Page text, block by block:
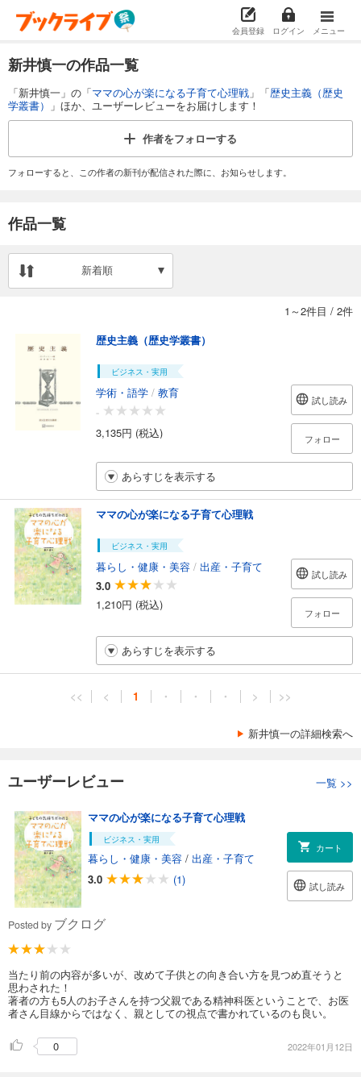
会員登録 ログイン メニュー
新井慎一の作品一覧
「新井慎一」の「ママの心が楽になる子育て心理戦 」「歴史主義（歴史
学叢書）
」ほか、ユーザーレビューをお届けします！
作者をフォローする
フォローすると、この作者の新刊が配信された際に、お知らせします。
作品一覧
新着順
1～2件目 / 2件
歴史主義（歴史学叢書）
ビジネス・実用
学術・語学 / 教育
-
3,135円 (税込)
試し読み
フォロー
あらすじを表示する
ママの心が楽になる子育て心理戦
ビジネス・実用
暮らし・健康・美容 / 出産・子育て
3.0
1,210円 (税込)
試し読み
フォロー
あらすじを表示する
<< < 1 ・ ・ ・ > >>
新井慎一の詳細検索へ
ユーザーレビュー 一覧 >>
ママの心が楽になる子育て心理戦
ビジネス・実用
暮らし・健康・美容 / 出産・子育て
3.0
(1)
カート
試し読み
Posted by ブクログ
当たり前の内容が多いが、改めて子供との向き合い方を見つめ直そうと
思わされた！
著者の方も5人のお子さんを持つ父親である精神科医ということで、お医
者さん目線からではなく、親としての視点で書かれているのも良い。
0 2022年01月12日